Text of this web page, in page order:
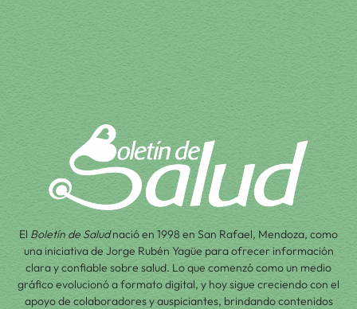
El Boletín de Saludnació en 1998 en San Rafael, Mendoza, como
una iniciativa de Jorge Rubén Yagüe para ofrecer información
clara y confiable sobre salud. Lo que comenzó como un medio
gráfico evolucionó a formato digital, y hoy sigue creciendo con el
apoyo de colaboradores y auspiciantes, brindando contenidos